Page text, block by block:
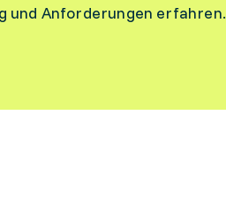
und Anforderungen erfahren.